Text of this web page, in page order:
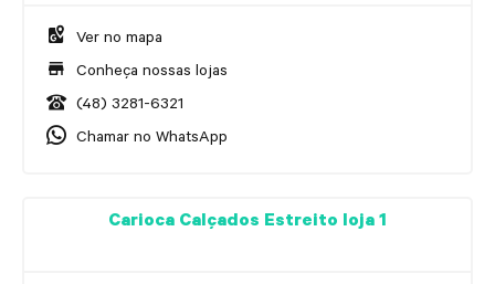
Ver no mapa
Conheça nossas lojas
(48) 3281-6321
Chamar no WhatsApp
Carioca Calçados Estreito loja 1